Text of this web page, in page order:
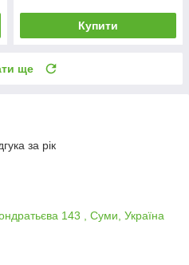
Купити
ще
за рік
143 , Суми, Україна